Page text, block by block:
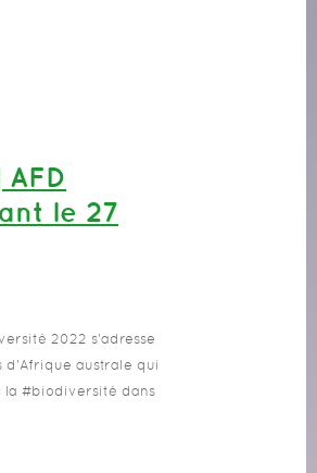
le 27
2022 s'adresse
d'Afrique australe qui
la #biodiversité dans